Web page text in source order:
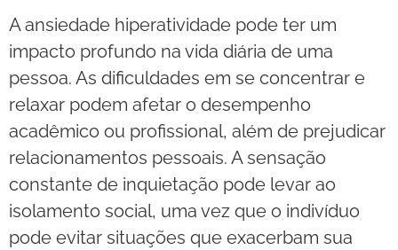
A ansiedade hiperatividade pode ter um
impacto profundo na vida diária de uma
pessoa. As dificuldades em se concentrar e
relaxar podem afetar o desempenho
acadêmico ou profissional, além de prejudicar
relacionamentos pessoais. A sensação
constante de inquietação pode levar ao
isolamento social, uma vez que o indivíduo
pode evitar situações que exacerbam sua